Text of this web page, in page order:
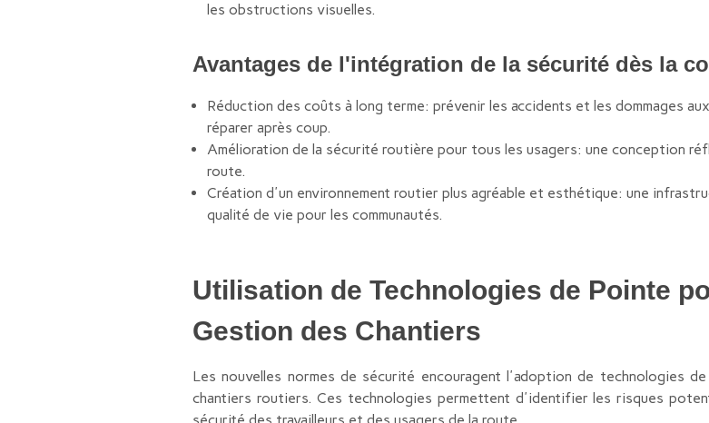
les obstructions visuelles.
Avantages de l'intégration de la sécurité dès la
Réduction des coûts à long terme: prévenir les accidents et les dommages
réparer après coup.
Amélioration de la sécurité routière pour tous les usagers: une conception
route.
Création d'un environnement routier plus agréable et esthétique: une
qualité de vie pour les communautés.
Utilisation de Technologies de Pointe
Gestion des Chantiers
Les nouvelles normes de sécurité encouragent l'adoption de technologies
chantiers routiers. Ces technologies permettent d'identifier les risques